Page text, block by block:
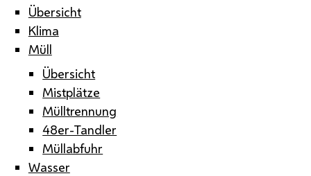
Übersicht
Klima
Müll
Übersicht
Mistplätze
Mülltrennung
48er-Tandler
Müllabfuhr
Wasser